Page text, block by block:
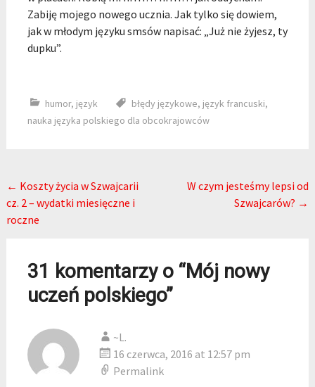
Zabiję mojego nowego ucznia. Jak tylko się dowiem,
jak w młodym języku smsów napisać: „Już nie żyjesz, ty
dupku”.
humor, język błędy językowe, język francuski,
nauka języka polskiego dla obcokrajowców
Post navigation
← Koszty życia w Szwajcarii
cz. 2 – wydatki miesięczne i
roczne
W czym jesteśmy lepsi od
Szwajcarów? →
31 komentarzy o “Mój nowy
uczeń polskiego”
~L.
16 czerwca, 2016 at 12:57 pm
Permalink